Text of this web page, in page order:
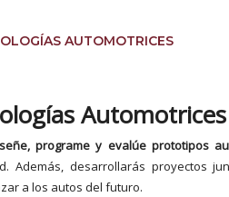
AUTOMOTRICES
Automotrices
programe y evalúe prototipos
Además, desarrollarás
a los autos del futuro.